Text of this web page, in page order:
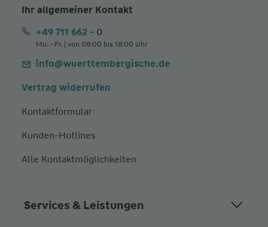
Ihr allgemeiner Kontakt
+49 711 662 - 0
Mo. - Fr. | von 08:00 bis 18:00 Uhr
info@wuerttembergische.de
Vertrag widerrufen
Kontaktformular
Kunden-Hotlines
Alle Kontaktmöglichkeiten
Services & Leistungen